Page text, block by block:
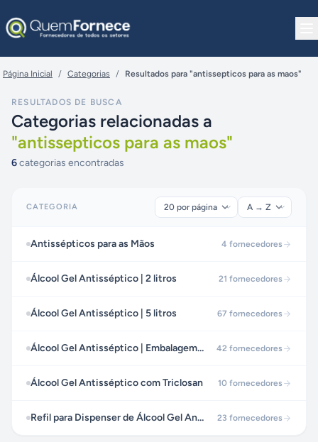
Página Inicial / Categorias / Resultados para "antissepticos para as maos"
RESULTADOS DE BUSCA
Categorias relacionadas a
"antissepticos para as maos"
6categorias encontradas
CATEGORIA
Antissépticos para as Mãos 4 fornecedores
Álcool Gel Antisséptico | 2 litros 21 fornecedores
Álcool Gel Antisséptico | 5 litros 67 fornecedores
Álcool Gel Antisséptico | Embalagem Varejo 42 fornecedores
Álcool Gel Antisséptico com Triclosan 10 fornecedores
Refil para Dispenser de Álcool Gel Antisséptico 23 fornecedores